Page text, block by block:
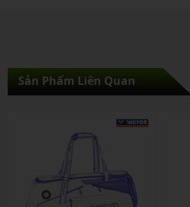
Sản Phẩm Liên Quan